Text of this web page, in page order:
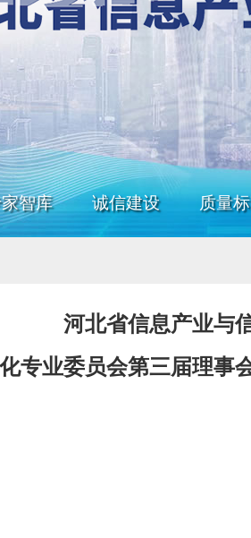
智库 诚信建设 质量
河北省信息产业与
专业委员会第三届理事